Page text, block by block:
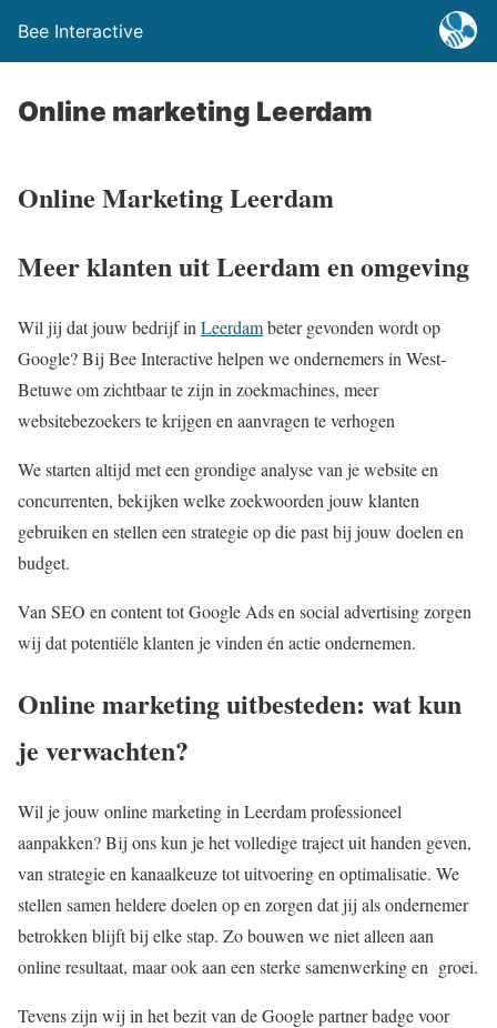
Bee Interactive
Online marketing Leerdam
Online Marketing Leerdam
Meer klanten uit Leerdam en omgeving
Wil jij dat jouw bedrijf in Leerdambeter gevonden wordt op
Google? Bij Bee Interactive helpen we ondernemers in West-
Betuwe om zichtbaar te zijn in zoekmachines, meer
websitebezoekers te krijgen en aanvragen te verhogen
We starten altijd met een grondige analyse van je website en
concurrenten, bekijken welke zoekwoorden jouw klanten
gebruiken en stellen een strategie op die past bij jouw doelen en
budget.
Van SEO en content tot Google Ads en social advertising zorgen
wij dat potentiële klanten je vinden én actie ondernemen.
Online marketing uitbesteden: wat kun
je verwachten?
Wil je jouw online marketing in Leerdam professioneel
aanpakken? Bij ons kun je het volledige traject uit handen geven,
van strategie en kanaalkeuze tot uitvoering en optimalisatie. We
stellen samen heldere doelen op en zorgen dat jij als ondernemer
betrokken blijft bij elke stap. Zo bouwen we niet alleen aan
online resultaat, maar ook aan een sterke samenwerking en groei.
Tevens zijn wij in het bezit van de Google partner badge voor